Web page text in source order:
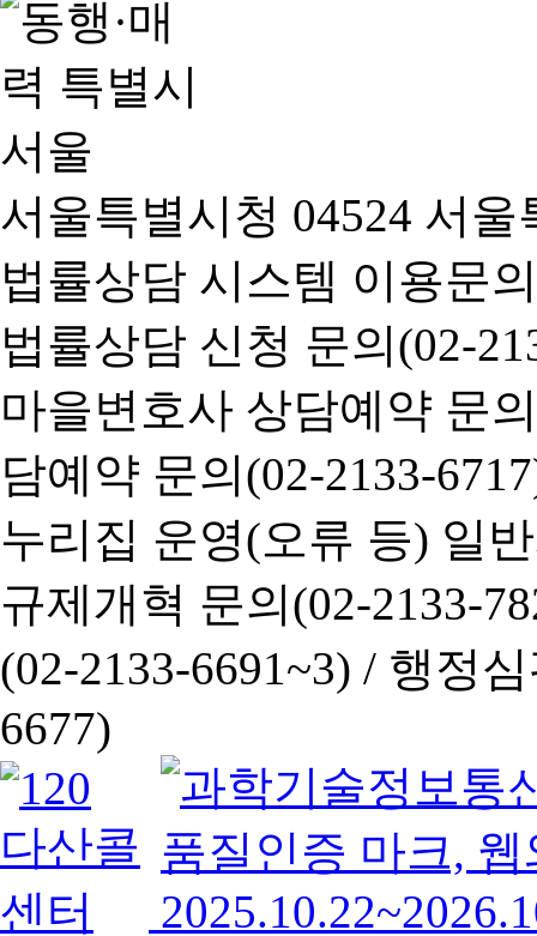
서울특별시청 04524 서
법률상담 시스템 이용문
법률상담 신청 문의(02-
마을변호사 상담예약 문
담예약 문의(02-2133-
누리집 운영(오류 등) 일
규제개혁 문의(02-2133-
(02-2133-6691~3) / 행정심
6677)